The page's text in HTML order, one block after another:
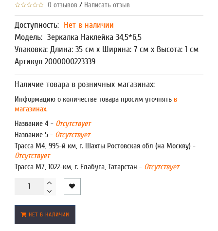
0 отзывов / Написать отзыв
Доступность: Нет в наличии
Модель: Зеркалка Наклейка 34,5*6,5
Упаковка: Длина: 35 см x Ширина: 7 см x Высота: 1 см
Артикул 2000000223339
Наличие товара в розничных магазинах:
Информацию о количестве товара просим уточнять в
магазинах.
Название 4 - Отсутствует
Название 5 - Отсутствует
Трасса М4, 995-й км, г. Шахты Ростовская обл (на Москву) -
Отсутствует
Трасса М7, 1022-км, г. Елабуга, Татарстан - Отсутствует
НЕТ В НАЛИЧИИ